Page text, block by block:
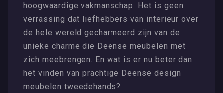
hoogwaardige vakmanschap. Het is geen
verrassing dat liefhebbers van interieur over
de hele wereld gecharmeerd zijn van de
unieke charme die Deense meubelen met
zich meebrengen. En wat is er nu beter dan
het vinden van prachtige Deense design
meubelen tweedehands?